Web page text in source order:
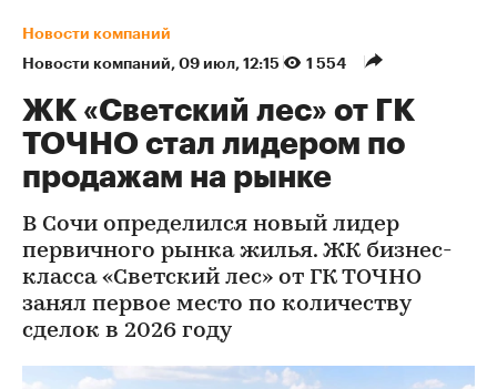
Новости компаний
Новости компаний⁠, 09 июл, 12:15 1 554
ЖК «Светский лес» от ГК
ТОЧНО стал лидером по
продажам на рынке
В Сочи определился новый лидер
первичного рынка жилья. ЖК бизнес-
класса «Светский лес» от ГК ТОЧНО
занял первое место по количеству
сделок в 2026 году